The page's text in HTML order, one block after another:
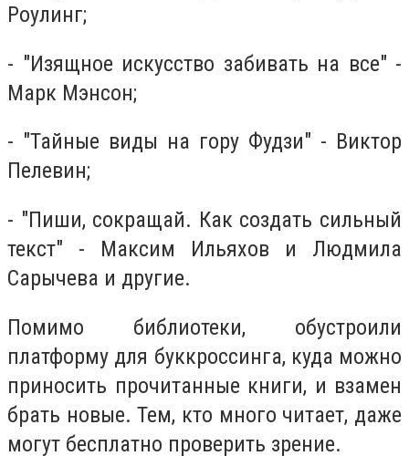
Роулинг;
- ″Изящное искусство забивать на все″ -
Марк Мэнсон;
- ″Тайные виды на гору Фудзи″ - Виктор
Пелевин;
- ″Пиши, сокращай. Как создать сильный
текст″ - Максим Ильяхов и Людмила
Сарычева и другие.
Помимо библиотеки, обустроили
платформу для буккроссинга, куда можно
приносить прочитанные книги, и взамен
брать новые. Тем, кто много читает, даже
могут бесплатно проверить зрение.